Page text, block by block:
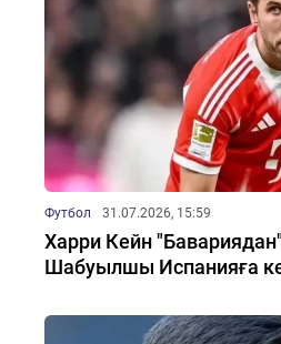
Футбол 31.07.2026, 15:59
Харри Кейн
Шабуылшы Испанияға